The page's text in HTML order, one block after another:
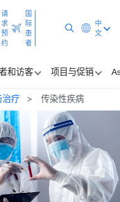
请
求
预
约
国
际
患
者
中
文
和访客 项目与促销
治疗 传染性疾病